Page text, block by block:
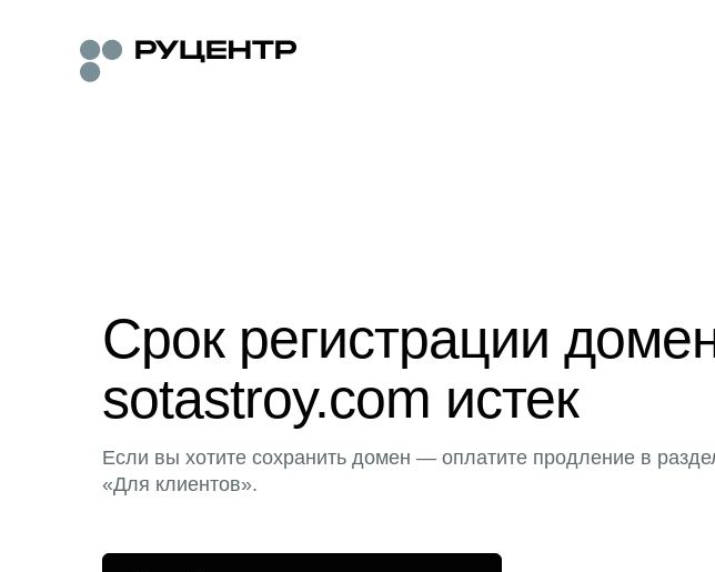
Срок регистрации
sotastroy.com истек
Если вы хотите сохранить домен — оплатите продление в
«Для клиентов».